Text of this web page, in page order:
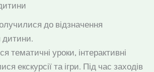
до відзначення
дитини.
тематичні уроки, інтерактивні
екскурсії та ігри. Під час заходів